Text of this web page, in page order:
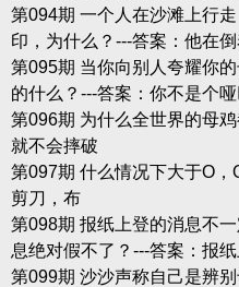
第094期 一个人在沙滩上行
印，为什么？---答案：他在
第095期 当你向别人夸耀你
的什么？---答案：你不是个
第096期 为什么全世界的母
就不会摔破
第097期 什么情况下大于O，
剪刀，布
第098期 报纸上登的消息不
息绝对假不了？---答案：报
第099期 沙沙声称自己是辨